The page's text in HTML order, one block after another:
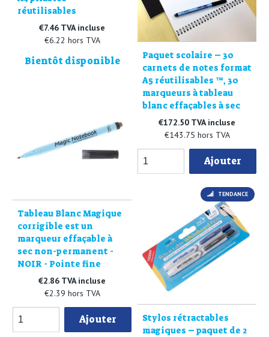
réutilisables
€7.46 TVA incluse
€6.22 hors TVA
Bientôt disponible
Paquet scolaire – 30
carnets de notes format
A5 réutilisables ™, 30
marqueurs à tableau
blanc effaçables à sec
€172.50 TVA incluse
€143.75 hors TVA
Ajouter
Tableau Blanc Magique
corrigible est un
marqueur effaçable à
sec non-permanent -
NOIR - Pointe fine
€2.86 TVA incluse
€2.39 hors TVA
Ajouter
TENDANCE
Stylos rétractables
magiques – paquet de 2